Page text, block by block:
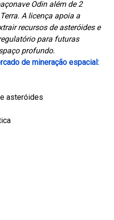
Odin além de 2
A licença apoia a
recursos de asteróides e
para futuras
profundo.
de mineração espacial:
asteróides